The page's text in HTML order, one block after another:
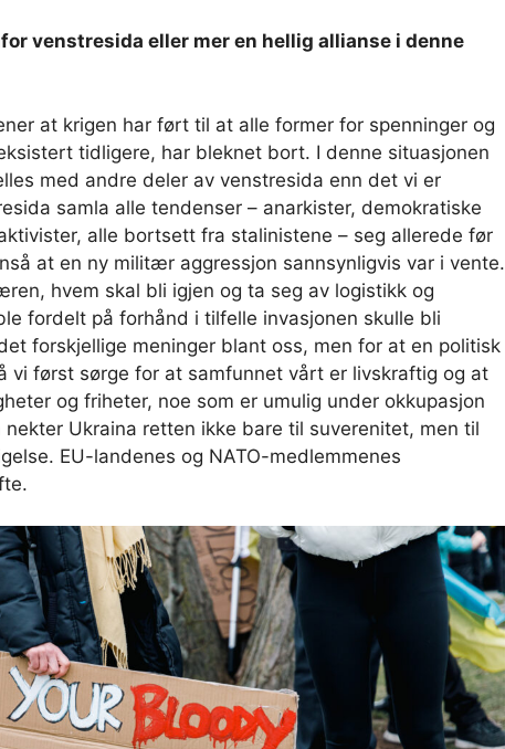
venstresida eller mer en hellig allianse i denne
at krigen har ført til at alle former for spenninger og
tidligere, har bleknet bort. I denne situasjonen
med andre deler av venstresida enn det vi er
samla alle tendenser – anarkister, demokratiske
alle bortsett fra stalinistene – seg allerede før
at en ny militær aggressjon sannsynligvis var i vente.
hvem skal bli igjen og ta seg av logistikk og
fordelt på forhånd i tilfelle invasjonen skulle bli
forskjellige meninger blant oss, men for at en politisk
vi først sørge for at samfunnet vårt er livskraftig og at
og friheter, noe som er umulig under okkupasjon
Ukraina retten ikke bare til suverenitet, men til
EU-landenes og NATO-medlemmenes